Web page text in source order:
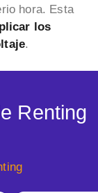
hora. Esta
los
.
Renting